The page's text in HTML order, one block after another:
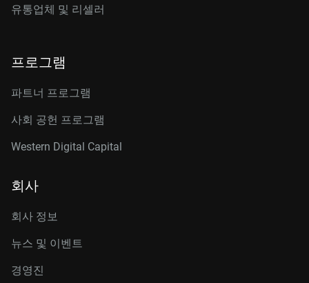
유통업체 및 리셀러
프로그램
파트너 프로그램
사회 공헌 프로그램
Western Digital Capital
회사
회사 정보
뉴스 및 이벤트
경영진